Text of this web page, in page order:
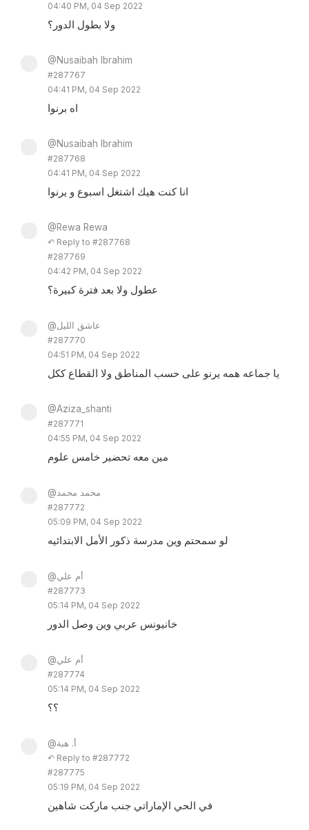
04:40 PM, 04 Sep 2022
ولا بطول الدور؟
@Nusaibah Ibrahim
#287767
04:41 PM, 04 Sep 2022
اه برنوا
@Nusaibah Ibrahim
#287768
04:41 PM, 04 Sep 2022
انا كنت هيك اشتغل اسبوع و يرنوا
@Rewa Rewa
↶ Reply to #287768
#287769
04:42 PM, 04 Sep 2022
عطول ولا بعد فترة كبيرة؟
@عاشق الليل
#287770
04:51 PM, 04 Sep 2022
يا جماعه همه يرنو على حسب المناطق ولا القطاع ككل
@Aziza_shanti
#287771
04:55 PM, 04 Sep 2022
مين معه تحضير خامس علوم
@محمد محمد
#287772
05:09 PM, 04 Sep 2022
لو سمحتم وين مدرسة ذكور الأمل الابتدائيه
@أم علي
#287773
05:14 PM, 04 Sep 2022
خانيونس عربي وين وصل الدور
@أم علي
#287774
05:14 PM, 04 Sep 2022
؟؟
@أ. هبة
↶ Reply to #287772
#287775
05:19 PM, 04 Sep 2022
في الحي الإماراتي جنب ماركت شاهين